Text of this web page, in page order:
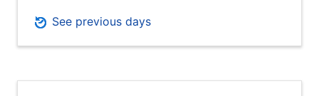
See previous days